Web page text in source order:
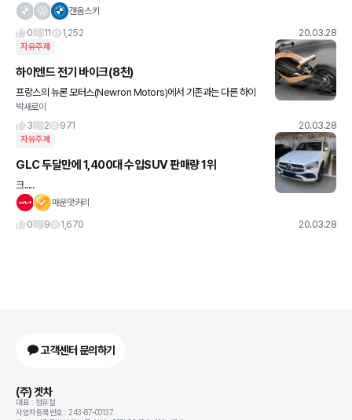
갠옴스키
0
11 1,252 20.03.28
자유주제
하이엔드 전기 바이크(8천)
프랑스의 뉴론 모터스(Newron Motors)에서 기존과는 다른 하이
엔드 전기 오토바이를 선보일 예정입니다. EV-1은 첫눈에 전기 모터
사이클이라고 알아보기 어려울 정도로 디자인이 독특하죠. 리
박새로이
3
2 971 20.03.28
자유주제
GLC 두달만에 1,400대 수입SUV 판매량 1위
크.....
매운맛커리
0
9 1,670 20.03.28
고객센터 문의하기
(주) 겟차
대표 : 정유철
사업자등록번호 : 243-87-00137